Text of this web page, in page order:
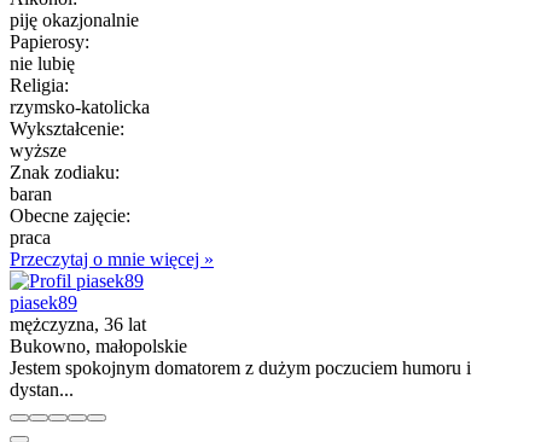
piję okazjonalnie
Papierosy:
nie lubię
Religia:
rzymsko-katolicka
Wykształcenie:
wyższe
Znak zodiaku:
baran
Obecne zajęcie:
praca
Przeczytaj o mnie więcej »
piasek89
mężczyzna, 36 lat
Bukowno, małopolskie
Jestem spokojnym domatorem z dużym poczuciem humoru i
dystan...